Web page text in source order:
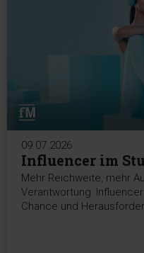
09.07.2026
Influencer im
Mehr Reichweite, mehr
Verantwortung:
Chance und